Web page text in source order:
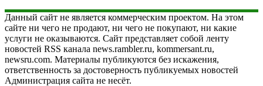
Данный сайт не является коммерческим проектом. На этом
сайте ни чего не продают, ни чего не покупают, ни какие
услуги не оказываются. Сайт представляет собой ленту
новостей RSS канала news.rambler.ru, kommersant.ru,
newsru.com. Материалы публикуются без искажения,
ответственность за достоверность публикуемых новостей
Администрация сайта не несёт.